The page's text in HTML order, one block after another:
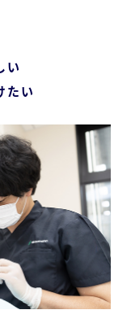
い
たい